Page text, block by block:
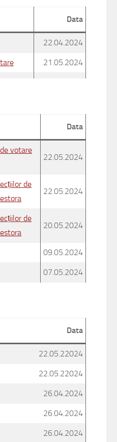
Data
22.04.2024
21.05.2024
Data
votare
22.05.2024
de
22.05.2024
de
20.05.2024
09.05.2024
07.05.2024
Data
22.05.22024
22.05.22024
26.04.2024
26.04.2024
26.04.2024